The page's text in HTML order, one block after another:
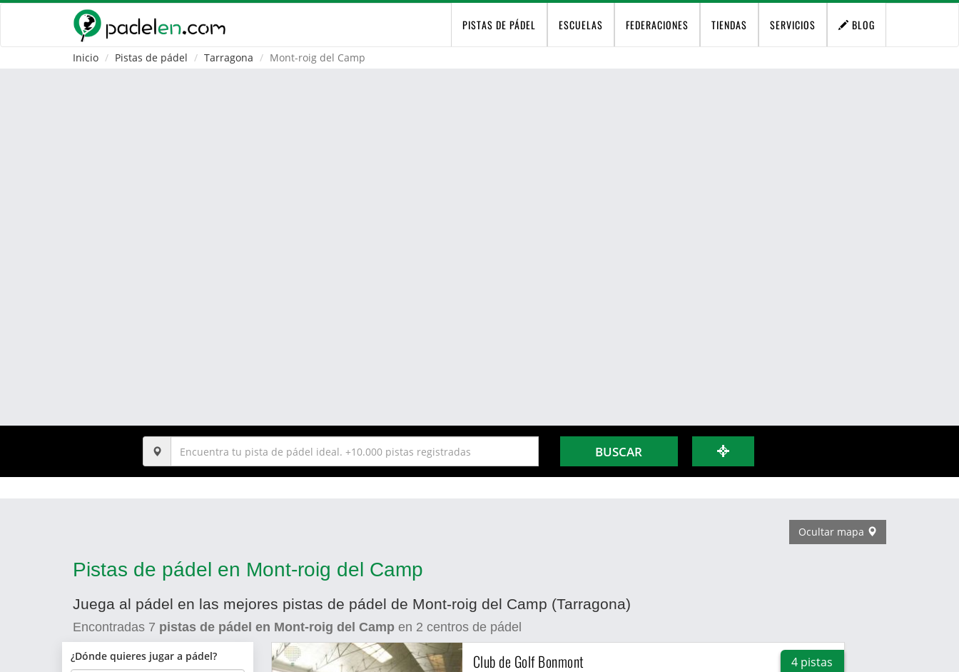
PISTAS DE PÁDEL ESCUELAS FEDERACIONES TIENDAS SERVICIOS BLOG
Inicio Pistas de pádel Tarragona Mont-roig del Camp
BUSCAR
Ocultar mapa
Pistas de pádel en Mont-roig del Camp
Juega al pádel en las mejores pistas de pádel de Mont-roig del Camp (Tarragona)
Encontradas 7 pistas de pádel en Mont-roig del Camp en 2 centros de pádel
¿Dónde quieres jugar a pádel? Club de Golf Bonmont 4 pistas